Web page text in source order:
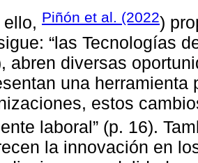
ello, Piñón et al. (2022)
“las Tecnologías
abren diversas
una
estos
laboral” (p. 16).
la innovación en